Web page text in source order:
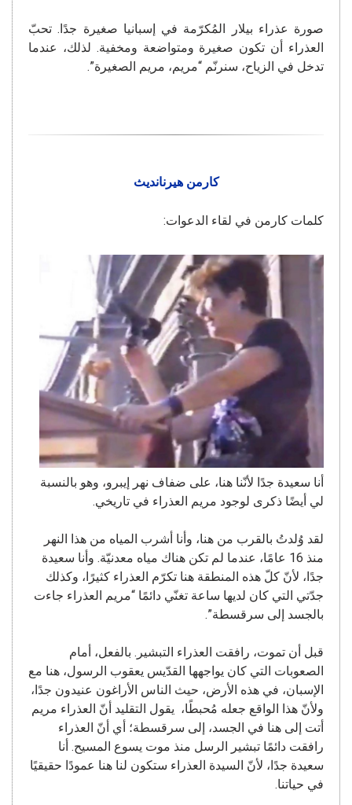
صورة عذراء بيلار المُكرّمة في إسبانيا صغيرة جدًا. تحبّ
العذراء أن تكون صغيرة ومتواضعة ومخفية. لذلك، عندما
تدخل في الزياح، سنرنّم “مريم، مريم الصغيرة”.
كارمن هيرنانديث
كلمات كارمن في لقاء الدعوات:
أنا سعيدة جدًا لأنّنا هنا، على ضفاف نهر إيبرو، وهو بالنسبة
لي أيضًا ذكرى لوجود مريم العذراء في تاريخي.
لقد وُلدتُ بالقرب من هنا، وأنا أشرب المياه من هذا النهر
منذ 16 عامًا، عندما لم تكن هناك مياه معدنيّة. وأنا سعيدة
جدًا، لأنّ كلّ هذه المنطقة هنا تكرّم العذراء كثيرًا، وكذلك
جدّتي التي كان لديها ساعة تغنّي دائمًا “مريم العذراء جاءت
بالجسد إلى سرقسطة”.
قبل أن تموت، رافقت العذراء التبشير. بالفعل، أمام
الصعوبات التي كان يواجهها القدّيس يعقوب الرسول، هنا مع
الإسبان، في هذه الأرض، حيث الناس الأراغون عنيدون جدًا،
ولأنّ هذا الواقع جعله مُحبطًا، يقول التقليد أنّ العذراء مريم
أتت إلى هنا في الجسد، إلى سرقسطة؛ أي أنّ العذراء
رافقت دائمًا تبشير الرسل منذ موت يسوع المسيح. أنا
سعيدة جدًا، لأنّ السيدة العذراء ستكون لنا هنا عمودًا حقيقيًا
في حياتنا.